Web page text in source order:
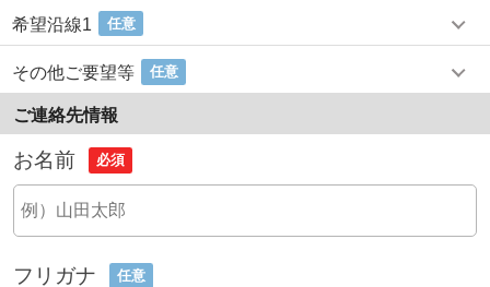
希望沿線1 任意
その他ご要望等 任意
ご連絡先情報
お名前 必須
フリガナ 任意